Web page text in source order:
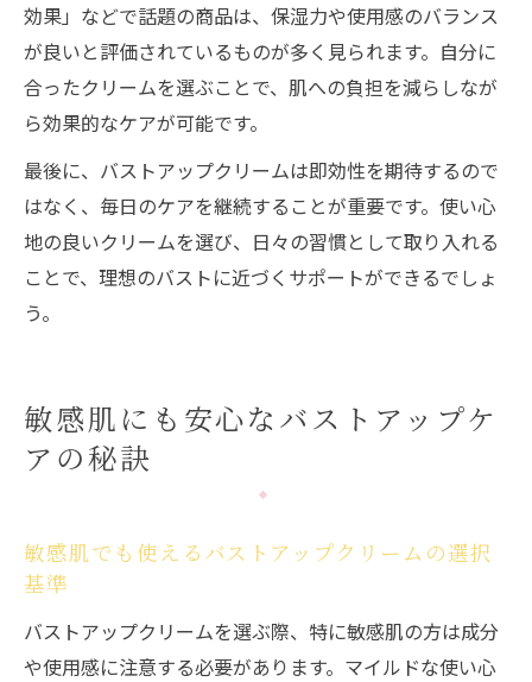
効果」などで話題の商品は、保湿力や使用感のバランス
が良いと評価されているものが多く見られます。自分に
合ったクリームを選ぶことで、肌への負担を減らしなが
ら効果的なケアが可能です。
最後に、バストアップクリームは即効性を期待するので
はなく、毎日のケアを継続することが重要です。使い心
地の良いクリームを選び、日々の習慣として取り入れる
ことで、理想のバストに近づくサポートができるでしょ
う。
敏感肌にも安心なバストアップケ
アの秘訣
敏感肌でも使えるバストアップクリームの選択
基準
バストアップクリームを選ぶ際、特に敏感肌の方は成分
や使用感に注意する必要があります。マイルドな使い心